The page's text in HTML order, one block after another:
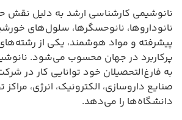
نانوشیمی کارشناسی ارشد به دلیل نقش
نانوداروها، نانوحسگرها، سلول‌های
پیشرفته و مواد هوشمند، یکی از
پرکاربرد در جهان محسوب می‌شود.
به فارغ‌التحصیلان خود توانایی کار در
صنایع داروسازی، الکترونیک، انرژی، مراکز
دانشگاه‌ها را می‌دهد.